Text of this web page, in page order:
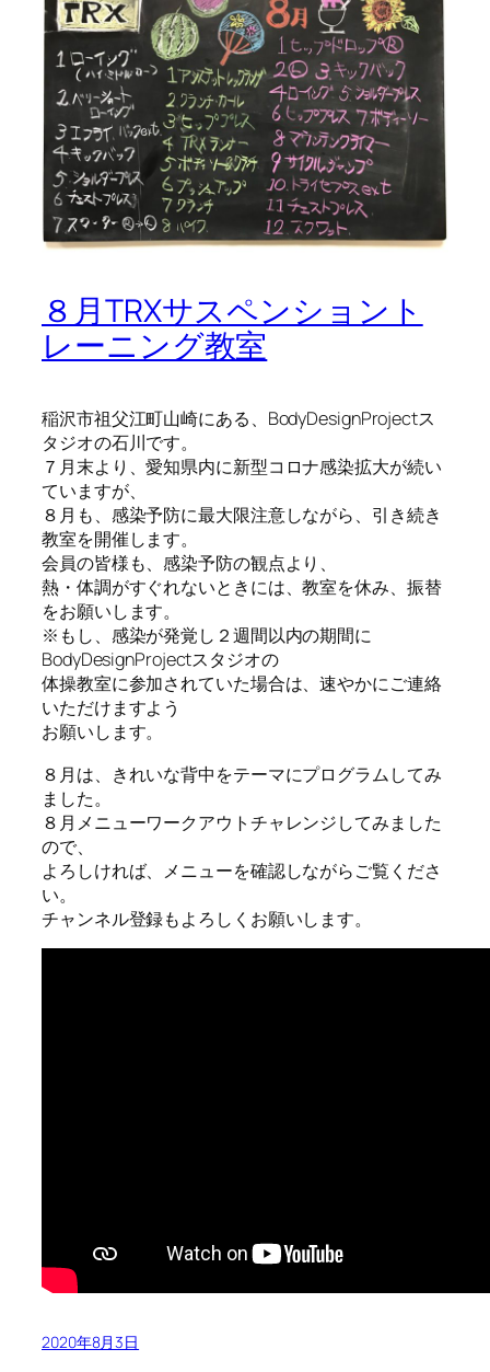
８月TRXサスペンショント
レーニング教室
稲沢市祖父江町山崎にある、BodyDesignProjectス
タジオの石川です。
７月末より、愛知県内に新型コロナ感染拡大が続い
ていますが、
８月も、感染予防に最大限注意しながら、引き続き
教室を開催します。
会員の皆様も、感染予防の観点より、
熱・体調がすぐれないときには、教室を休み、振替
をお願いします。
※もし、感染が発覚し２週間以内の期間に
BodyDesignProjectスタジオの
体操教室に参加されていた場合は、速やかにご連絡
いただけますよう
お願いします。
８月は、きれいな背中をテーマにプログラムしてみ
ました。
８月メニューワークアウトチャレンジしてみました
ので、
よろしければ、メニューを確認しながらご覧くださ
い。
チャンネル登録もよろしくお願いします。
2020年8月3日